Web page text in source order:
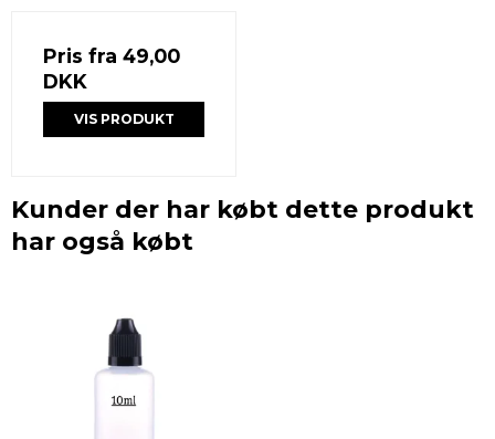
Pris fra 49,00
DKK
VIS PRODUKT
Kunder der har købt dette produkt
har også købt